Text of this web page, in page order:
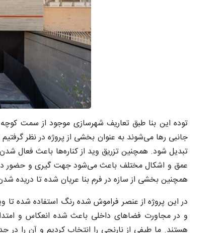
توده این بنا طبق تعاریف شهرسازی موجود از سمت
تبدیل شود. همچنین تزریق وید از کناره‌ها باعث فعال
عمق و اشکال مختلف باعث می‌شود جهت گیری و حضور
همچنین بخشی از سازه در فرم بنا عریان شده تا دریده
در این پروژه از عنصر فراموش شده رنگ استفاده شده تا
و در مجاورت فضاهای داخلی باعث شده انعکاس و